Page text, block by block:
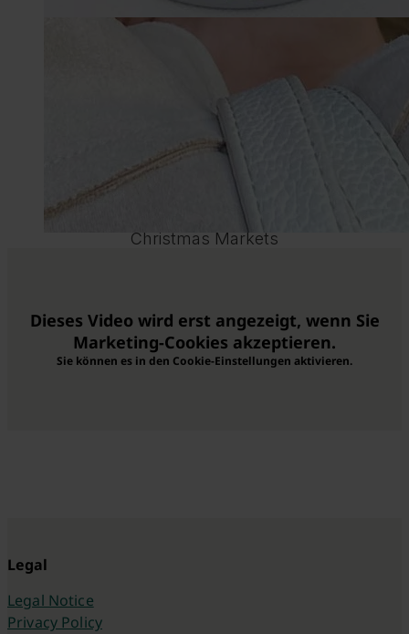
2,000
1,500,000
Michaelis-Fair visitors
Christmas Markets
Dieses Video wird erst angezeigt, wenn Sie
Marketing-Cookies akzeptieren.
Sie können es in den Cookie-Einstellungen aktivieren.
Legal
Legal Notice
Privacy Policy